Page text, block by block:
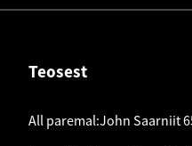
Teosest
All paremal:John Saarniit